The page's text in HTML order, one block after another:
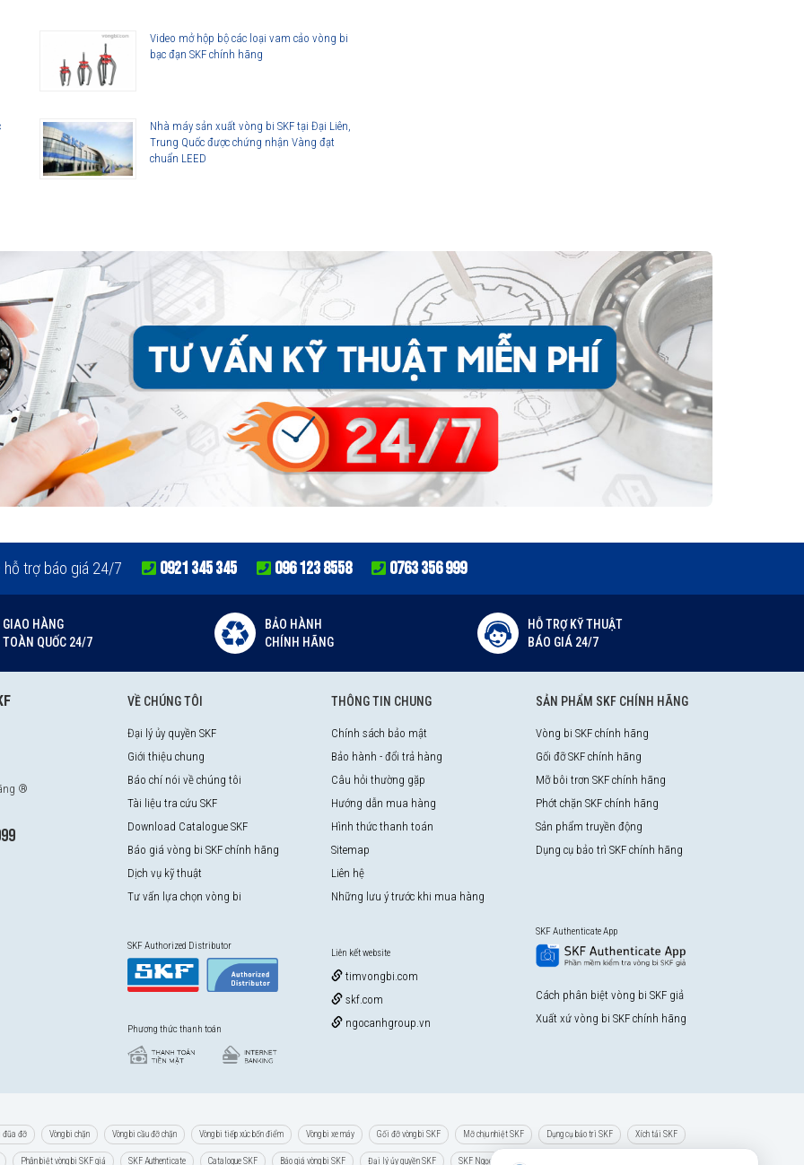
phẩm đa dạng cho các yêu cầu ứng dụng công nghiệp. SKF có thể
sản xuất số lượng lớn, từ lắp cho thiết bị ban đầu đến thị trường thay
Video mở hộp bộ các loại vam cảo vòng bi
bạc đạn SKF chính hãng
Nhà máy sản xuất vòng bi SKF tại Đại Liên,
Trung Quốc được chứng nhận Vàng đạt
chuẩn LEED
hỗ trợ báo giá 24/7 0921 345 345 096 123 8558 0763 356 999
GIAO HÀNG
TOÀN QUỐC 24/7
BẢO HÀNH
CHÍNH HÃNG
HỖ TRỢ KỸ THUẬT
BÁO GIÁ 24/7
®
VỀ CHÚNG TÔI
Đại lý ủy quyền SKF
Giới thiệu chung
Báo chí nói về chúng tôi
Tài liệu tra cứu SKF
Download Catalogue SKF
Báo giá vòng bi SKF chính hãng
Dịch vụ kỹ thuật
Tư vấn lựa chọn vòng bi
SKF Authorized Distributor
Phương thức thanh toán
THÔNG TIN CHUNG
Chính sách bảo mật
Bảo hành - đổi trả hàng
Câu hỏi thường gặp
Hướng dẫn mua hàng
Hình thức thanh toán
Sitemap
Liên hệ
Những lưu ý trước khi mua hàng
Liên kết website
timvongbi.com
skf.com
ngocanhgroup.vn
SẢN PHẨM SKF CHÍNH HÃNG
Vòng bi SKF chính hãng
Gối đỡ SKF chính hãng
Mỡ bôi trơn SKF chính hãng
Phớt chặn SKF chính hãng
Sản phẩm truyền động
Dụng cụ bảo trì SKF chính hãng
SKF Authenticate App
Cách phân biệt vòng bi SKF giả
Xuất xứ vòng bi SKF chính hãng
đũa đỡ Vòng bi chặn Vòng bi cầu đỡ chặn Vòng bi tiếp xúc bốn điểm Vòng bi xe máy Gối đỡ vòng bi SKF Mỡ chịu nhiệt SKF Dụng cụ bảo trì SKF Xích tải SKF
Phân biệt vòng bi SKF giả SKF Authenticate Catalogue SKF Báo giá vòng bi SKF Đại lý ủy quyền SKF SKF Ngọc Anh